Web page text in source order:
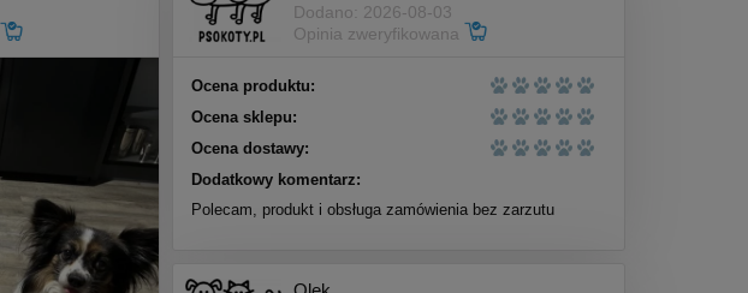
Dodano: 2026-08-03
Opinia zweryfikowana
Ocena produktu:
Ocena sklepu:
Ocena dostawy:
Dodatkowy komentarz:
Polecam, produkt i obsługa zamówienia bez zarzutu